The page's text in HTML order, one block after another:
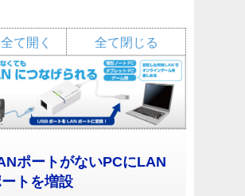
全て閉じる
て開く
ポートがないPCにLAN
トを増設